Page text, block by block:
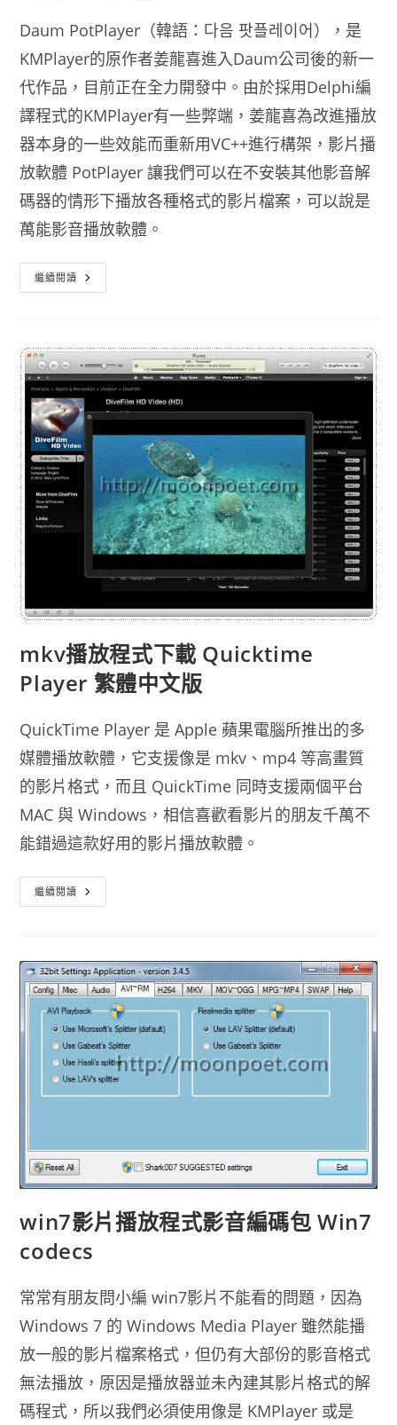
Daum PotPlayer（韓語：다음 팟플레이어），是
KMPlayer的原作者姜龍喜進入Daum公司後的新一
代作品，目前正在全力開發中。由於採用Delphi編
譯程式的KMPlayer有一些弊端，姜龍喜為改進播放
器本身的一些效能而重新用VC++進行構架，影片播
放軟體 PotPlayer 讓我們可以在不安裝其他影音解
碼器的情形下播放各種格式的影片檔案，可以說是
萬能影音播放軟體。
繼續閱讀 影
片
PotPlayer
繁
體
中
文
版
下
載
免
安
mkv播放程式下載 Quicktime
Player 繁體中文版
QuickTime Player 是 Apple 蘋果電腦所推出的多
媒體播放軟體，它支援像是 mkv、mp4 等高畫質
的影片格式，而且 QuickTime 同時支援兩個平台
MAC 與 Windows，相信喜歡看影片的朋友千萬不
能錯過這款好用的影片播放軟體。
繼續閱讀 Mkv
播
載
Quicktime
Player
繁
體
中
文
版
win7影片播放程式影音編碼包 Win7
codecs
常常有朋友問小編 win7影片不能看的問題，因為
Windows 7 的 Windows Media Player 雖然能播
放一般的影片檔案格式，但仍有大部份的影音格式
無法播放，原因是播放器並未內建其影片格式的解
碼程式，所以我們必須使用像是 KMPlayer 或是